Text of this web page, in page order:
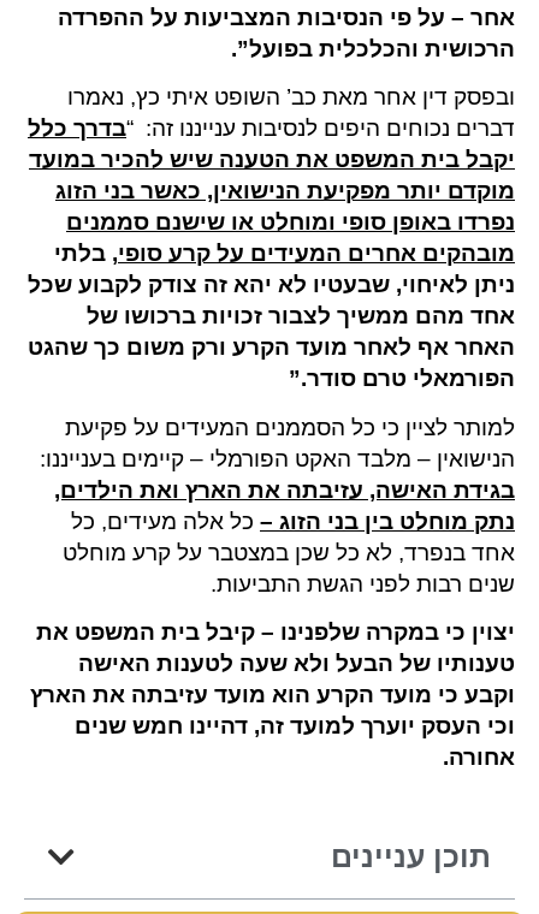
אחר – על פי הנסיבות המצביעות על ההפרדה
הרכושית והכלכלית בפועל”.
ובפסק דין אחר מאת כב’ השופט איתי כץ, נאמרו
דברים נכוחים היפים לנסיבות ענייננו זה: “בדרך כלל
יקבל בית המשפט את הטענה שיש להכיר במועד
מוקדם יותר מפקיעת הנישואין, כאשר בני הזוג
נפרדו באופן סופי ומוחלט או שישנם סממנים
מובהקים אחרים המעידים על קרע סופי, בלתי
ניתן לאיחוי, שבעטיו לא יהא זה צודק לקבוע שכל
אחד מהם ממשיך לצבור זכויות ברכושו של
האחר אף לאחר מועד הקרע ורק משום כך שהגט
הפורמאלי טרם סודר.”
למותר לציין כי כל הסממנים המעידים על פקיעת
הנישואין – מלבד האקט הפורמלי – קיימים בענייננו:
בגידת האישה, עזיבתה את הארץ ואת הילדים,
נתק מוחלט בין בני הזוג – כל אלה מעידים, כל
אחד בנפרד, לא כל שכן במצטבר על קרע מוחלט
שנים רבות לפני הגשת התביעות.
יצוין כי במקרה שלפנינו – קיבל בית המשפט את
טענותיו של הבעל ולא שעה לטענות האישה
וקבע כי מועד הקרע הוא מועד עזיבתה את הארץ
וכי העסק יוערך למועד זה, דהיינו חמש שנים
אחורה.
תוכן עניינים